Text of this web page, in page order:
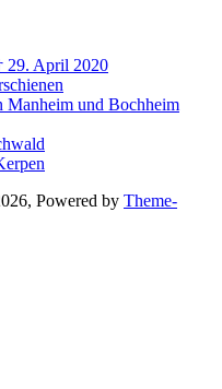
29. April 2020
Manheim und Bochheim
Powered by Theme-